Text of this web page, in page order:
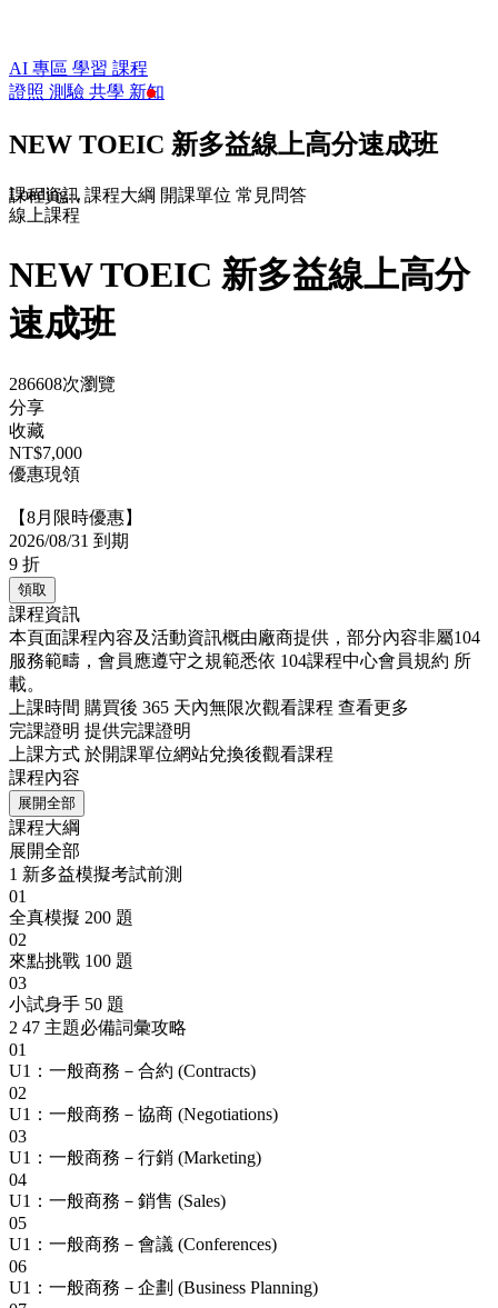
AI 專區 學習 課程
證照 測驗 共學 新知
NEW TOEIC 新多益線上高分速成班
課程資訊 課程大綱 開課單位 常見問答
Loading...
線上課程
NEW TOEIC 新多益線上高分
速成班
286608次瀏覽
分享
收藏
NT$7,000
優惠現領
【8月限時優惠】
2026/08/31 到期
9 折
領取
課程資訊
本頁面課程內容及活動資訊概由廠商提供，部分內容非屬104
服務範疇，會員應遵守之規範悉依 104課程中心會員規約 所
載。
上課時間 購買後 365 天內無限次觀看課程 查看更多
完課證明 提供完課證明
上課方式 於開課單位網站兌換後觀看課程
課程內容
展開全部
課程大綱
展開全部
1 新多益模擬考試前測
01
全真模擬 200 題
02
來點挑戰 100 題
03
小試身手 50 題
2 47 主題必備詞彙攻略
01
U1：一般商務－合約 (Contracts)
02
U1：一般商務－協商 (Negotiations)
03
U1：一般商務－行銷 (Marketing)
04
U1：一般商務－銷售 (Sales)
05
U1：一般商務－會議 (Conferences)
06
U1：一般商務－企劃 (Business Planning)